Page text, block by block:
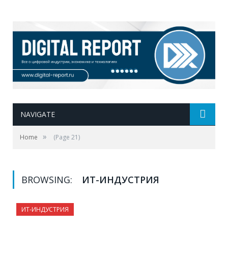
NAVIGATE
Home » (Page 21)
BROWSING: ИТ-ИНДУСТРИЯ
ИТ-ИНДУСТРИЯ